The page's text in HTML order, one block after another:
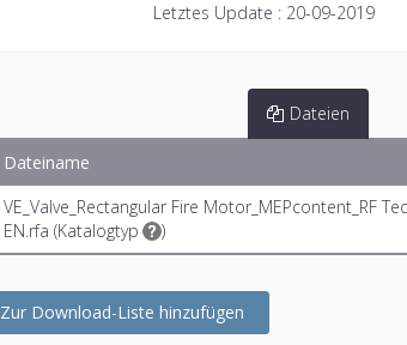
Letztes Update : 20-09-2019
Dateien
Dateiname
VE_Valve_Rectangular Fire Motor_MEPcontent_RF
EN.rfa (Katalogtyp )
Zur Download-Liste hinzufügen